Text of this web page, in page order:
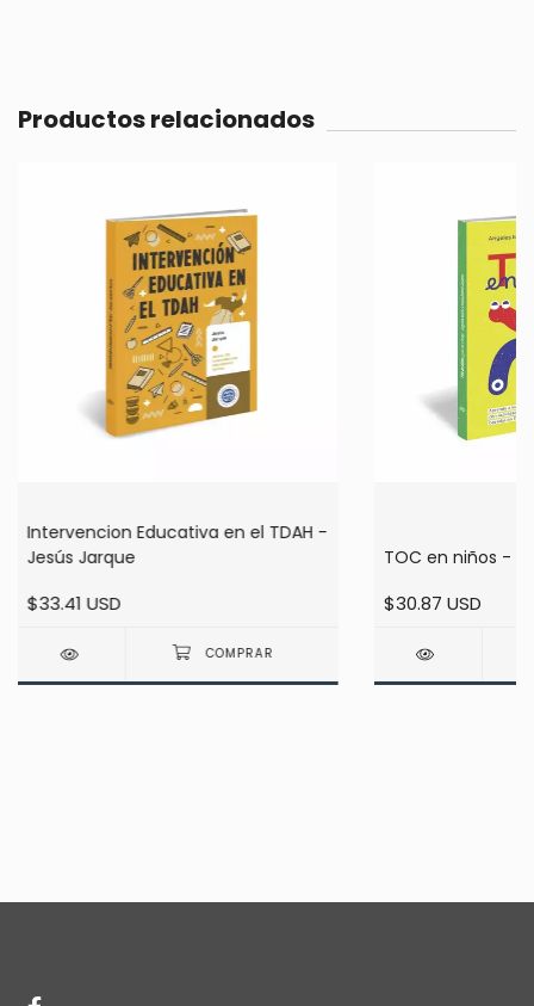
Productos relacionados
Intervencion Educativa en el TDAH -
Jesús Jarque
$33.41 USD
TOC en niños -
$30.87 USD